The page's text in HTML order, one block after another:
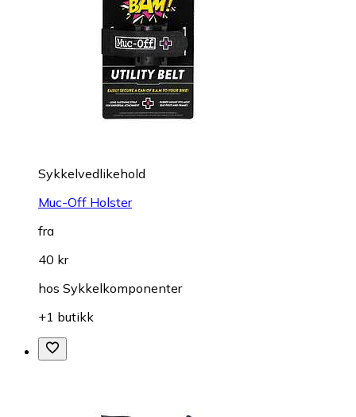
Sykkelvedlikehold
Muc-Off Holster
fra
40 kr
hos Sykkelkomponenter
+1 butikk